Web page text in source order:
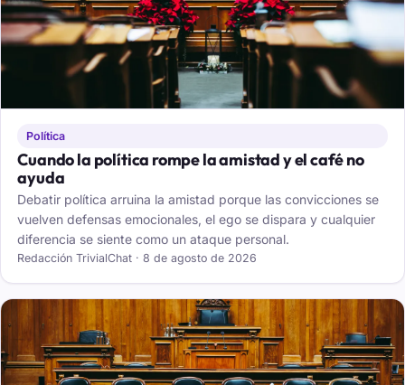
Política
Cuando la política rompe la amistad y el café no
ayuda
Debatir política arruina la amistad porque las convicciones se
vuelven defensas emocionales, el ego se dispara y cualquier
diferencia se siente como un ataque personal.
Redacción TrivialChat · 8 de agosto de 2026